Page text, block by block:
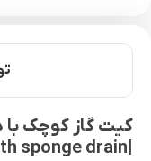
کیت گاز کوچک
sponge drain